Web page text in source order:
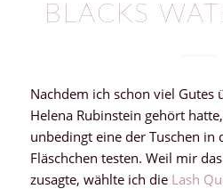
BLACKS
Nachdem ich schon viel Gutes
Helena Rubinstein gehört
unbedingt eine der Tuschen in
Fläschchen testen. Weil mir
zusagte, wählte ich die Lash